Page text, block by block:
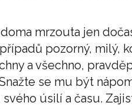
mrzouta jen
pozorný, milý,
a všechno,
se mu být
úsilí a času.